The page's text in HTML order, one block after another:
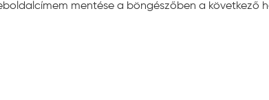
mentése a böngészőben a következő